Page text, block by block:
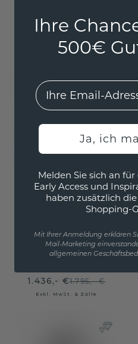
Weißgold
2.887,20 €3.609,- €
Exkl. MwSt. & Zölle
light
Weißgold / Karneol
1.436,- €1.795,- €
Exkl. MwSt. & Zölle
Ihre
500€
EMail
Ja, ich
Melden Sie sich an
Early Access und
haben zusätzlich
Shopping-
Mit Ihrer Anmeldung erklären
Mail-Marketing
allgemeinen